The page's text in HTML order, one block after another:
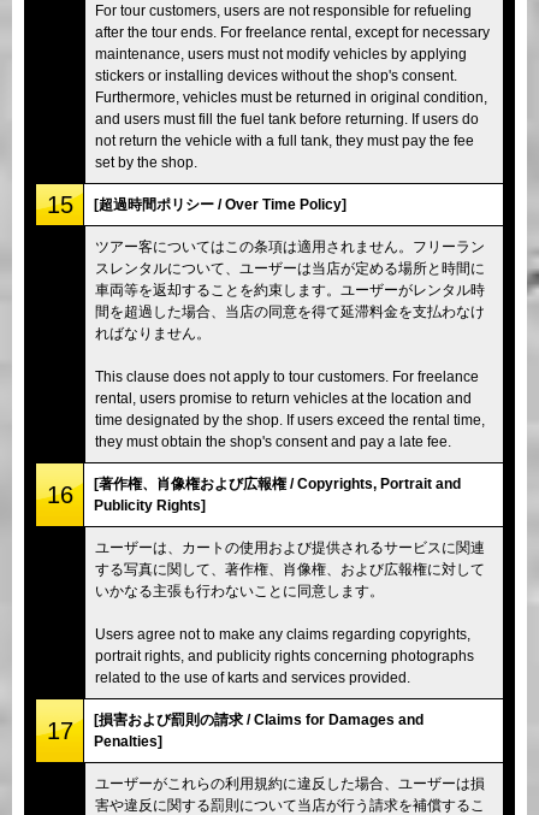
For tour customers, users are not responsible for refueling
after the tour ends. For freelance rental, except for necessary
maintenance, users must not modify vehicles by applying
stickers or installing devices without the shop's consent.
Furthermore, vehicles must be returned in original condition,
and users must fill the fuel tank before returning. If users do
not return the vehicle with a full tank, they must pay the fee
set by the shop.
15 [超過時間ポリシー / Over Time Policy]
ツアー客についてはこの条項は適用されません。フリーラン
スレンタルについて、ユーザーは当店が定める場所と時間に
車両等を返却することを約束します。ユーザーがレンタル時
間を超過した場合、当店の同意を得て延滞料金を支払わなけ
ればなりません。
This clause does not apply to tour customers. For freelance
rental, users promise to return vehicles at the location and
time designated by the shop. If users exceed the rental time,
they must obtain the shop's consent and pay a late fee.
16
[著作権、肖像権および広報権 / Copyrights, Portrait and
Publicity Rights]
ユーザーは、カートの使用および提供されるサービスに関連
する写真に関して、著作権、肖像権、および広報権に対して
いかなる主張も行わないことに同意します。
Users agree not to make any claims regarding copyrights,
portrait rights, and publicity rights concerning photographs
related to the use of karts and services provided.
17
[損害および罰則の請求 / Claims for Damages and
Penalties]
ユーザーがこれらの利用規約に違反した場合、ユーザーは損
害や違反に関する罰則について当店が行う請求を補償するこ